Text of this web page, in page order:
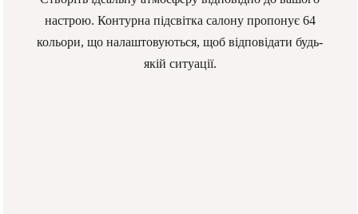
настрою. Контурна підсвітка салону пропонує 64
кольори, що налаштовуються, щоб відповідати будь-
якій ситуації.